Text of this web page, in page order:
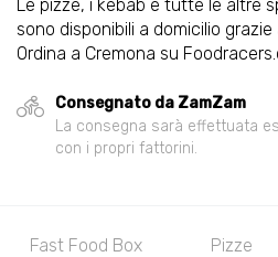
Le pizze, i kebab e tutte le altre
sono disponibili a domicilio
Ordina a Cremona su
Consegnato da ZamZam
La consegna sarà effettuata
con i propri fattorini.
Fast Food Box Pizze